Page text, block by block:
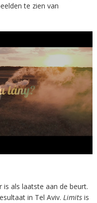
te zien van
als laatste aan de beurt.
in Tel Aviv. Limitsis